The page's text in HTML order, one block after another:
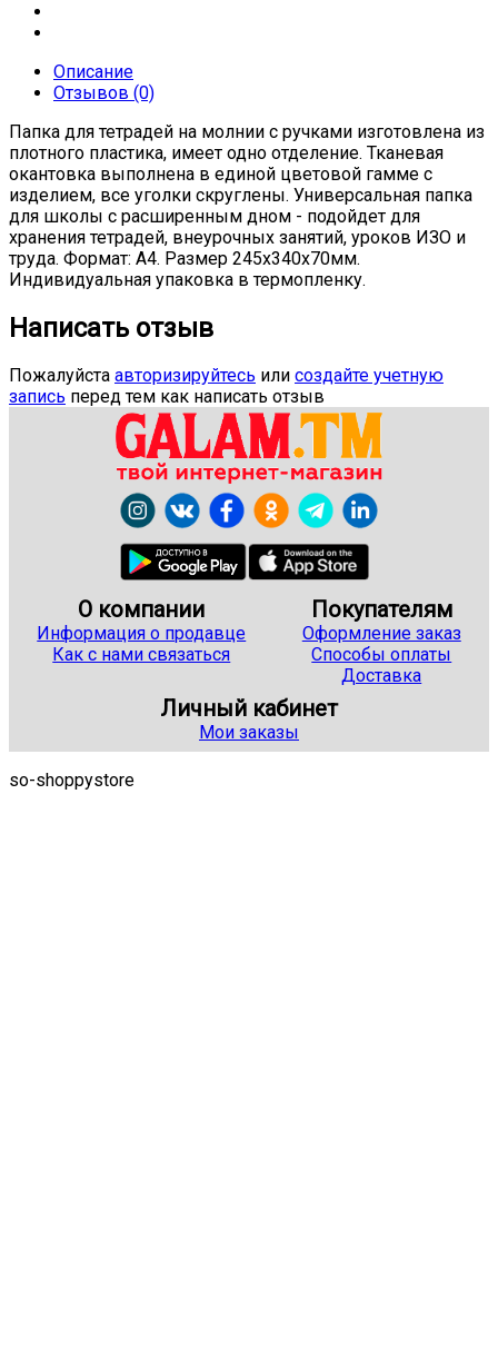
Описание
Отзывов (0)
Папка для тетрадей на молнии с ручками изготовлена из
плотного пластика, имеет одно отделение. Тканевая
окантовка выполнена в единой цветовой гамме с
изделием, все уголки скруглены. Универсальная папка
для школы с расширенным дном - подойдет для
хранения тетрадей, внеурочных занятий, уроков ИЗО и
труда. Формат: А4. Размер 245х340х70мм.
Индивидуальная упаковка в термопленку.
Написать отзыв
Пожалуйста авторизируйтесь или создайте учетную
запись перед тем как написать отзыв
О компании
Информация о продавце
Как с нами связаться
Покупателям
Оформление заказ
Способы оплаты
Доставка
Личный кабинет
Мои заказы
so-shoppystore